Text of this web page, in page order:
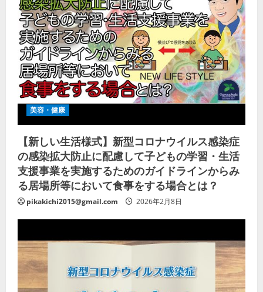
美容・健康
【新しい生活様式】新型コロナウイルス感染症
の感染拡大防止に配慮して子どもの学習・生活
支援事業を実施するためのガイドラインからみ
る居場所等において食事をする場合とは？
pikakichi2015@gmail.com 2026年2月8日